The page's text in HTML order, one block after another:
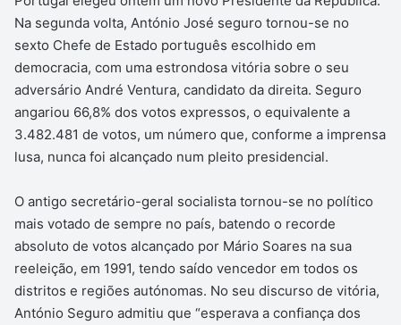
Na segunda volta, António José seguro tornou-se no
sexto Chefe de Estado português escolhido em
democracia, com uma estrondosa vitória sobre o seu
adversário André Ventura, candidato da direita. Seguro
angariou 66,8% dos votos expressos, o equivalente a
3.482.481 de votos, um número que, conforme a imprensa
lusa, nunca foi alcançado num pleito presidencial.
O antigo secretário-geral socialista tornou-se no político
mais votado de sempre no país, batendo o recorde
absoluto de votos alcançado por Mário Soares na sua
reeleição, em 1991, tendo saído vencedor em todos os
distritos e regiões autónomas. No seu discurso de vitória,
António Seguro admitiu que “esperava a confiança dos